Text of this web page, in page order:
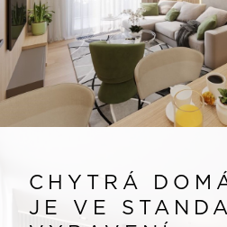
CHYTRÁ
JE VE